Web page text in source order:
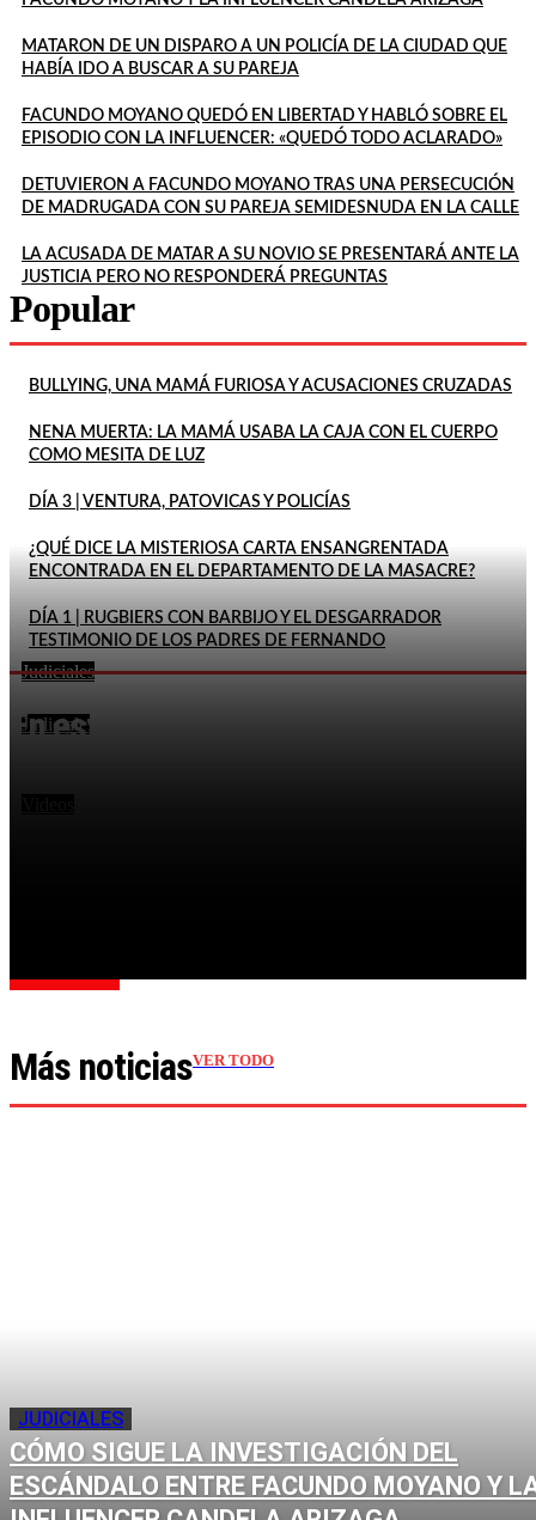
MATARON DE UN DISPARO A UN POLICÍA DE LA CIUDAD QUE
HABÍA IDO A BUSCAR A SU PAREJA
FACUNDO MOYANO QUEDÓ EN LIBERTAD Y HABLÓ SOBRE EL
EPISODIO CON LA INFLUENCER: «QUEDÓ TODO ACLARADO»
DETUVIERON A FACUNDO MOYANO TRAS UNA PERSECUCIÓN
DE MADRUGADA CON SU PAREJA SEMIDESNUDA EN LA CALLE
LA ACUSADA DE MATAR A SU NOVIO SE PRESENTARÁ ANTE LA
JUSTICIA PERO NO RESPONDERÁ PREGUNTAS
Popular
BULLYING, UNA MAMÁ FURIOSA Y ACUSACIONES CRUZADAS
NENA MUERTA: LA MAMÁ USABA LA CAJA CON EL CUERPO
COMO MESITA DE LUZ
DÍA 3 | VENTURA, PATOVICAS Y POLICÍAS
¿QUÉ DICE LA MISTERIOSA CARTA ENSANGRENTADA
ENCONTRADA EN EL DEPARTAMENTO DE LA MASACRE?
DÍA 1 | RUGBIERS CON BARBIJO Y EL DESGARRADOR
TESTIMONIO DE LOS PADRES DE FERNANDO
En este momento
Judiciales
CIUDAD QUE HABÍA IDO A BUSCAR A SU...
Judiciales
Más noticiasVER TODO
JUDICIALES
CÓMO SIGUE LA INVESTIGACIÓN DEL
ESCÁNDALO ENTRE FACUNDO MOYANO Y